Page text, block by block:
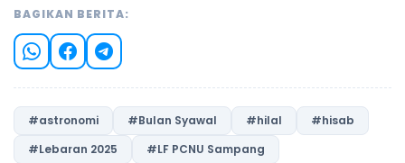
BAGIKAN BERITA:
#astronomi #Bulan Syawal #hilal
#hisab
#Lebaran 2025
#LF PCNU Sampang